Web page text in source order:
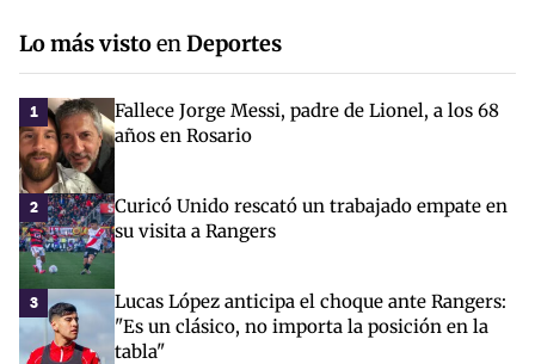
Lo más vistoenDeportes
1
Fallece Jorge Messi, padre de Lionel, a los 68
años en Rosario
2
Curicó Unido rescató un trabajado empate en
su visita a Rangers
3
Lucas López anticipa el choque ante Rangers:
"Es un clásico, no importa la posición en la
tabla"